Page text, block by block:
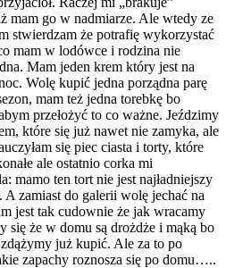
mam go w nadmiarze. Ale wtedy ze
stwierdzam że potrafię wykorzystać
mam w lodówce i rodzina nie
Mam jeden krem który jest na
Wolę kupić jedna porządna parę
mam też jedna torebkę bo
przełożyć to co ważne. Jeździmy
które się już nawet nie zamyka, ale
się piec ciasta i torty, które
ale ostatnio corka mi
mamo ten tort nie jest najładniejszy
A zamiast do galerii wolę jechać na
jest tak cudownie że jak wracamy
się że w domu są drożdże i mąką bo
już kupić. Ale za to po
zapachy roznosza się po domu…..